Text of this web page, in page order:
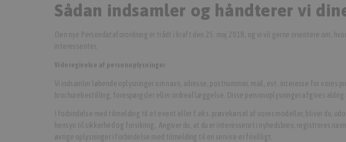
Sådan indsamler og håndterer vi
Den nye Persondataforordning er trådt i kraft den 25. maj 2018, og vi vil gerne orientere om,
interessenter.
Videregivelse af personoplysninger
Vi indsamler løbende oplysninger om navn, adresse, postnummer, mail, evt. interesse for
brochurebestilling, forespørgsler eller ordreaflæggelse. Disse personoplysninger afgives aldrig
I forbindelse med tilmelding til et event eller f.eks. prøvekørsel af vores modeller, bliver du,
hensyn til sikkerhed og forsikring, Angiver du, at du er interesseret i nyhedsbrev, registreres
øvrige oplysninger i forbindelse med tilmelding til en service er frivilligt.